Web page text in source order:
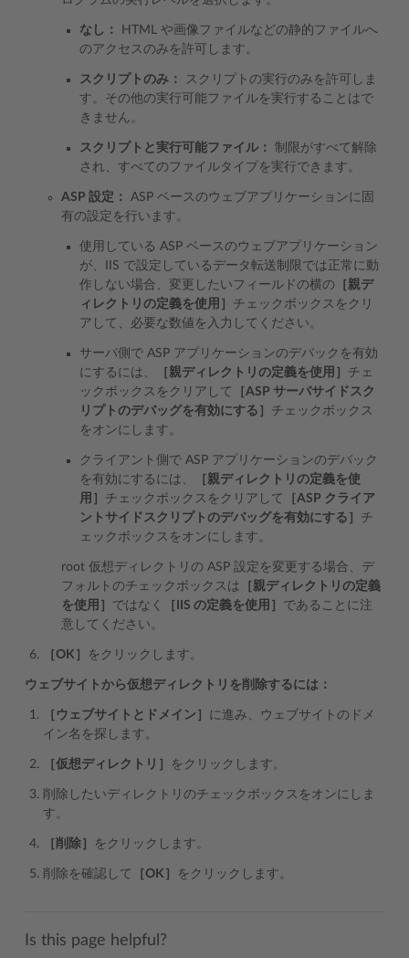
なし：
HTML や画像ファイルなどの静的ファイルへ
のアクセスのみを許可します。
スクリプトのみ：
スクリプトの実行のみを許可しま
す。その他の実行可能ファイルを実行することはで
きません。
スクリプトと実行可能ファイル：
制限がすべて解除
され、すべてのファイルタイプを実行できます。
ASP 設定：
ASP ベースのウェブアプリケーションに固
有の設定を行います。
使用している ASP ベースのウェブアプリケーション
が、IIS で設定しているデータ転送制限では正常に動
作しない場合、変更したいフィールドの横の ［親デ
ィレクトリの定義を使用］ チェックボックスをクリ
アして、必要な数値を入力してください。
サーバ側で ASP アプリケーションのデバックを有効
にするには、
［親ディレクトリの定義を使用］ チェ
ックボックスをクリアして
［ASP サーバサイドスク
リプトのデバッグを有効にする］ チェックボックス
をオンにします。
クライアント側で ASP アプリケーションのデバック
を有効にするには、
［親ディレクトリの定義を使
用］ チェックボックスをクリアして
［ASP クライア
ントサイドスクリプトのデバッグを有効にする］ チ
ェックボックスをオンにします。
root 仮想ディレクトリの ASP 設定を変更する場合、デ
フォルトのチェックボックスは ［親ディレクトリの定義
を使用］ ではなく ［IIS の定義を使用］ であることに注
意してください。
［OK］ をクリックします。
ウェブサイトから仮想ディレクトリを削除するには：
［ウェブサイトとドメイン］ に進み、ウェブサイトのドメ
イン名を探します。
［仮想ディレクトリ］ をクリックします。
削除したいディレクトリのチェックボックスをオンにしま
す。
［削除］ をクリックします。
削除を確認して ［OK］ をクリックします。
Is this page helpful?